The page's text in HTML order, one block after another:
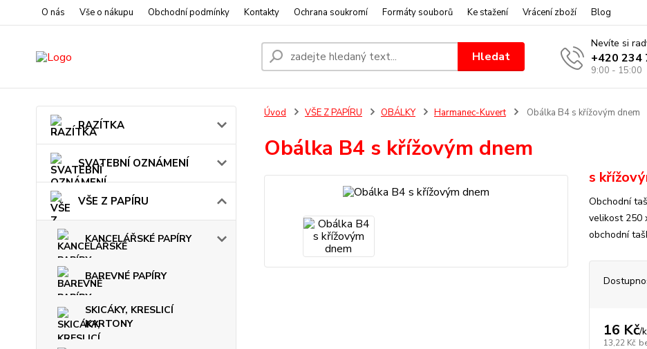
O nás Vše o nákupu Obchodní podmínky Kontakty Ochrana soukromí Formáty souborů Ke stažení Vrácení zboží Blog
Hledat
Nevíte si
+420 234
9:00 - 15:00
RAZÍTKA
SVATEBNÍ OZNÁMENÍ
VŠE Z PAPÍRU
KANCELÁŘSKÉ PAPÍRY
BAREVNÉ PAPÍRY
SKICÁKY, KRESLICÍ
KARTONY
Úvod VŠE Z PAPÍRU OBÁLKY Harmanec-Kuvert Obálka B4 s křížovým dnem
Obálka B4 s křížovým dnem
s
Obchodní
velikost 250
obchodní
16 Kč/
13,22 Kč